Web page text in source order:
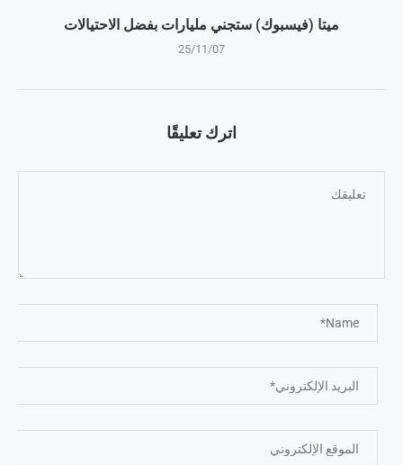
ميتا (فيسبوك) ستجني مليارات بفضل الاحتيالات
25/11/07
اترك تعليقًا